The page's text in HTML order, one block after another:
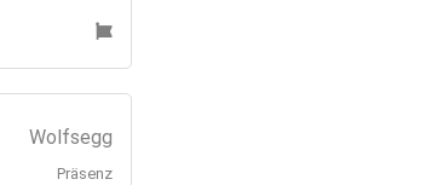
Wolfsegg
Präsenz